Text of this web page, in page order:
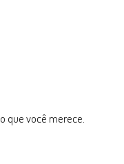
que você merece.